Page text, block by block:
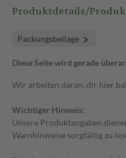
Produktdetails/
Packungsbeilage
Diese Seite wird gerade
Wir arbeiten daran, dir hier
Wichtiger Hinweis:
Unsere Produktangaben
Warnhinweise sorgfältig zu